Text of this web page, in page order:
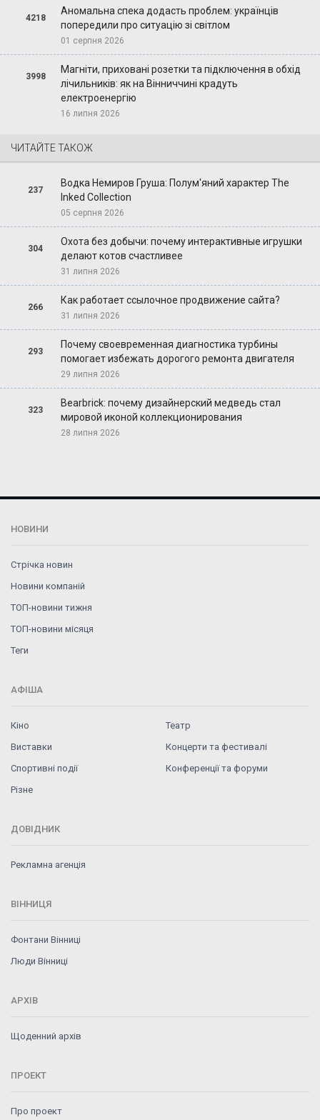
4218
Аномальна спека додасть проблем: українців
попередили про ситуацію зі світлом
01 серпня 2026
3998
Магніти, приховані розетки та підключення в обхід
лічильників: як на Вінниччині крадуть
електроенергію
16 липня 2026
ЧИТАЙТЕ ТАКОЖ
237
Водка Немиров Груша: Полум'яний характер The
Inked Collection
05 серпня 2026
304
Охота без добычи: почему интерактивные игрушки
делают котов счастливее
31 липня 2026
266
Как работает ссылочное продвижение сайта?
31 липня 2026
293
Почему своевременная диагностика турбины
помогает избежать дорогого ремонта двигателя
29 липня 2026
323
Bearbrick: почему дизайнерский медведь стал
мировой иконой коллекционирования
28 липня 2026
НОВИНИ
Стрічка новин
Новини компаній
ТОП-новини тижня
ТОП-новини місяця
Теги
АФІША
Кіно
Театр
Виставки
Концерти та фестивалі
Спортивні події
Конференції та форуми
Різне
ДОВІДНИК
Рекламна агенція
ВІННИЦЯ
Фонтани Вінниці
Люди Вінниці
АРХІВ
Щоденний архів
ПРОЕКТ
Про проект